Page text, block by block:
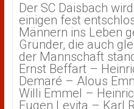
Der SC Daisbach
einigen fest
Männern ins Leben
Gründer, die auch
der Mannschaft
Ernst Beffart –
Demaré – Alous
Willi Emmel –
Eugen Levita – Karl